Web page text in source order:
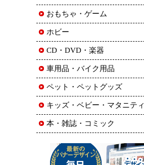
おもちゃ・ゲーム
ホビー
CD・DVD・楽器
車用品・バイク用品
ペット・ペットグッズ
キッズ・ベビー・マタニティ
本・雑誌・コミック